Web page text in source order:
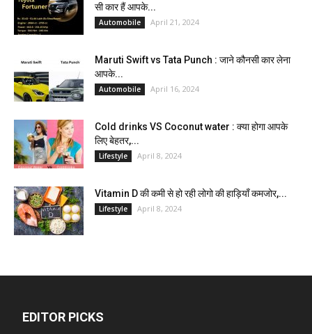
सी कार हैं आपके...
Automobile April 21, 2024
Maruti Swift vs Tata Punch : जाने कौनसी कार लेना
आपके...
Automobile April 16, 2024
Cold drinks VS Coconut water : क्या होगा आपके
लिए बेहतर,...
Lifestyle April 8, 2024
Vitamin D की कमी से हो रही लोगो की हाड़ियाँ कमजोर,...
Lifestyle April 8, 2024
EDITOR PICKS